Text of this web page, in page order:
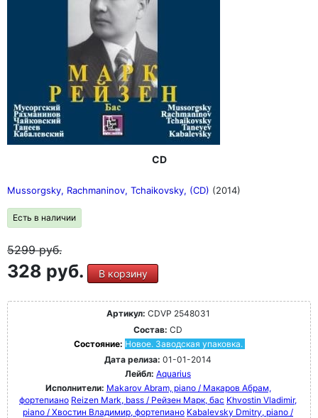
CD
Mussorgsky, Rachmaninov, Tchaikovsky, (CD) (2014)
Есть в наличии
5299руб.
328 руб. В корзину
Артикул: CDVP 2548031
Состав: CD
Состояние: Новое. Заводская упаковка.
Дата релиза: 01-01-2014
Лейбл: Aquarius
Исполнители: Makarov Abram, piano / Макаров Абрам,
фортепиано Reizen Mark, bass / Рейзен Марк, бас Khvostin Vladimir,
piano / Хвостин Владимир, фортепиано Kabalevsky Dmitry, piano /